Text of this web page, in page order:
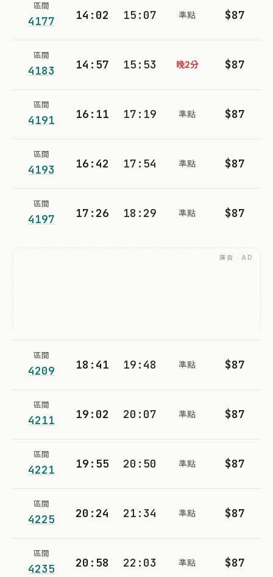
區間
4177 14:02 15:07 準點 $87
區間
4183 14:57 15:53 晚2分 $87
區間
4191 16:11 17:19 準點 $87
區間
4193 16:42 17:54 準點 $87
區間
4197 17:26 18:29 準點 $87
廣告 · AD
區間
4209 18:41 19:48 準點 $87
區間
4211 19:02 20:07 準點 $87
區間
4221 19:55 20:50 準點 $87
區間
4225 20:24 21:34 準點 $87
區間
4235 20:58 22:03 準點 $87